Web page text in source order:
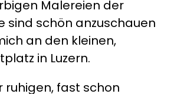
Malereien der
sind schön anzuschauen
an den kleinen,
in Luzern.
ruhigen, fast schon